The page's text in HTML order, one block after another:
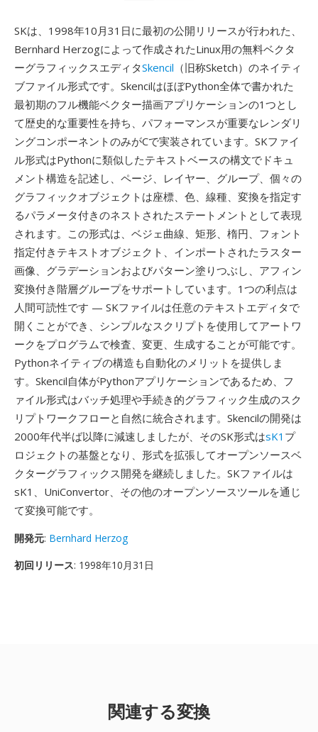
SKは、1998年10月31日に最初の公開リリースが行われた、
Bernhard Herzogによって作成されたLinux用の無料ベクタ
ーグラフィックスエディタSkencil （旧称Sketch）のネイティ
ブファイル形式です。SkencilはほぼPython全体で書かれた
最初期のフル機能ベクター描画アプリケーションの1つとし
て歴史的な重要性を持ち、パフォーマンスが重要なレンダリ
ングコンポーネントのみがCで実装されています。SKファイ
ル形式はPythonに類似したテキストベースの構文でドキュ
メント構造を記述し、ページ、レイヤー、グループ、個々の
グラフィックオブジェクトは座標、色、線種、変換を指定す
るパラメータ付きのネストされたステートメントとして表現
されます。この形式は、ベジェ曲線、矩形、楕円、フォント
指定付きテキストオブジェクト、インポートされたラスター
画像、グラデーションおよびパターン塗りつぶし、アフィン
変換付き階層グループをサポートしています。1つの利点は
人間可読性です — SKファイルは任意のテキストエディタで
開くことができ、シンプルなスクリプトを使用してアートワ
ークをプログラムで検査、変更、生成することが可能です。
Pythonネイティブの構造も自動化のメリットを提供しま
す。Skencil自体がPythonアプリケーションであるため、フ
ァイル形式はバッチ処理や手続き的グラフィック生成のスク
リプトワークフローと自然に統合されます。Skencilの開発は
2000年代半ば以降に減速しましたが、そのSK形式はsK1 プ
ロジェクトの基盤となり、形式を拡張してオープンソースベ
クターグラフィックス開発を継続しました。SKファイルは
sK1、UniConvertor、その他のオープンソースツールを通じ
て変換可能です。
開発元: Bernhard Herzog
初回リリース: 1998年10月31日
関連する変換